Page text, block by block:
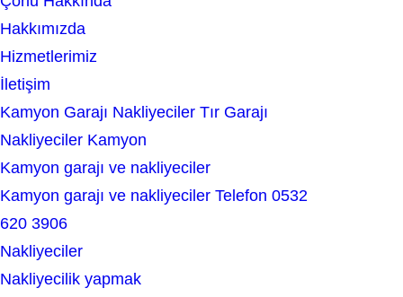
c
hHakkımızda
Hizmetlerimiz
İletişim
Kamyon Garajı Nakliyeciler Tır Garajı
Nakliyeciler Kamyon
Kamyon garajı ve nakliyeciler
Kamyon garajı ve nakliyeciler Telefon 0532
620 3906
Nakliyeciler
Nakliyecilik yapmak